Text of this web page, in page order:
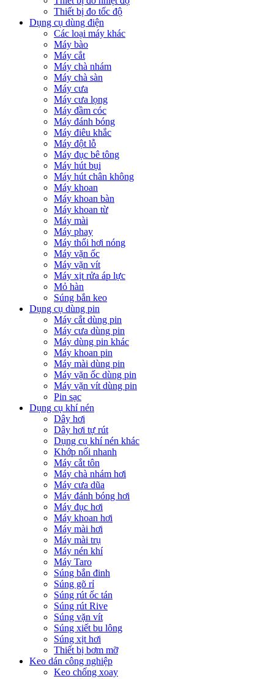
Thiết bị đo tốc độ
Dụng cụ dùng điện
Các loại máy khác
Máy bào
Máy cắt
Máy chà nhám
Máy chà sàn
Máy cưa
Máy cưa lọng
Máy đầm cóc
Máy đánh bóng
Máy điêu khắc
Máy đột lỗ
Máy đục bê tông
Máy hút bụi
Máy hút chân không
Máy khoan
Máy khoan bàn
Máy khoan từ
Máy mài
Máy phay
Máy thổi hơi nóng
Máy vặn ốc
Máy vặn vít
Máy xịt rửa áp lực
Mỏ hàn
Súng bắn keo
Dụng cụ dùng pin
Máy cắt dùng pin
Máy cưa dùng pin
Máy dùng pin khác
Máy khoan pin
Máy mài dùng pin
Máy vặn ốc dùng pin
Máy vặn vít dùng pin
Pin sạc
Dụng cụ khí nén
Dây hơi
Dây hơi tự rút
Dụng cụ khí nén khác
Khớp nối nhanh
Máy cắt tôn
Máy chà nhám hơi
Máy cưa dũa
Máy đánh bóng hơi
Máy đục hơi
Máy khoan hơi
Máy mài hơi
Máy mài trụ
Máy nén khí
Máy Taro
Súng bắn đinh
Súng gõ rỉ
Súng rút ốc tán
Súng rút Rive
Súng vặn vít
Súng xiết bu lông
Súng xịt hơi
Thiết bị bơm mỡ
Keo dán công nghiệp
Keo chống xoay